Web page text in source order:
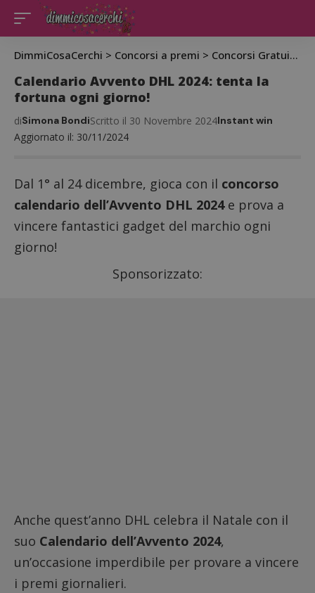
DimmiCosaCerchi > Concorsi a premi > Concorsi Gratuiti >
Calendario Avvento DHL 2024: tenta la
fortuna ogni giorno!
Aggiornato il: 30/11/2024
diSimona BondiScritto il 30 Novembre 2024Instant win
Dal 1° al 24 dicembre, gioca con il concorso
calendario dell’Avvento DHL 2024e prova a
vincere fantastici gadget del marchio ogni
giorno!
Sponsorizzato:
Anche quest’anno DHL celebra il Natale con il
suo Calendario dell’Avvento 2024,
un’occasione imperdibile per provare a vincere
i premi giornalieri.